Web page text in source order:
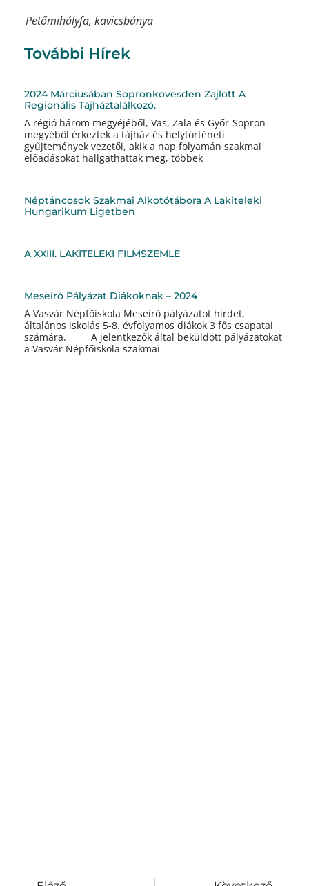
Petőmihályfa, kavicsbánya
További Hírek
2024 Márciusában Sopronkövesden Zajlott A
Regionális Tájháztalálkozó.
A régió három megyéjéből, Vas, Zala és Győr-Sopron
megyéből érkeztek a tájház és helytörténeti
gyűjtemények vezetői, akik a nap folyamán szakmai
előadásokat hallgathattak meg, többek
Néptáncosok Szakmai Alkotótábora A Lakiteleki
Hungarikum Ligetben
A XXIII. LAKITELEKI FILMSZEMLE
Meseíró Pályázat Diákoknak – 2024
A Vasvár Népfőiskola Meseíró pályázatot hirdet,
általános iskolás 5-8. évfolyamos diákok 3 fős csapatai
számára. A jelentkezők által beküldött pályázatokat
a Vasvár Népfőiskola szakmai